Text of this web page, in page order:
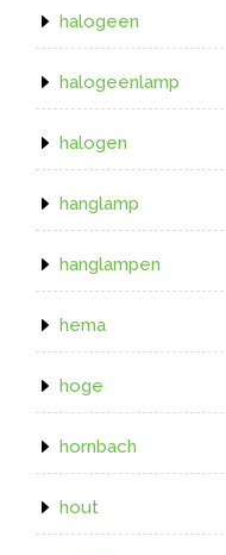
halogeen
halogeenlamp
halogen
hanglamp
hanglampen
hema
hoge
hornbach
hout